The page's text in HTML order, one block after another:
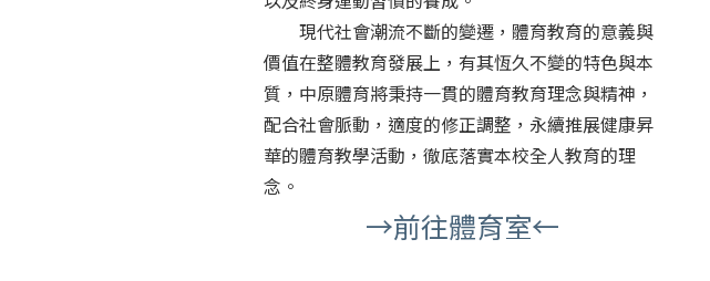
現代社會潮流不斷的變遷，體育教育的意義與
價值在整體教育發展上，有其恆久不變的特色與本
質，中原體育將秉持一貫的體育教育理念與精神，
配合社會脈動，適度的修正調整，永續推展健康昇
華的體育教學活動，徹底落實本校全人教育的理
念。
→前往體育室←